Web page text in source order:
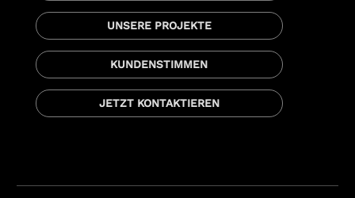
UNSERE PROJEKTE
KUNDENSTIMMEN
JETZT KONTAKTIEREN